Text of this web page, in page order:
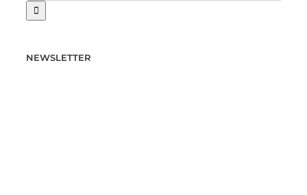
NEWSLETTER